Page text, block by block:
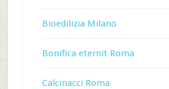
Bioedilizia Milano
Bonifica eternit Roma
Calcinacci Roma